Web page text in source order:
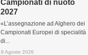
Campionati di nuoto
2027
«L’assegnazione ad Alghero dei
Campionati Europei di specialità
di...
8 Agosto 2026